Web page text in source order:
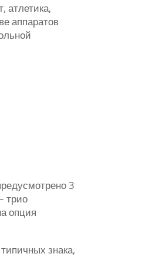
атлетика,
аппаратов
3
трио
опция
знака,